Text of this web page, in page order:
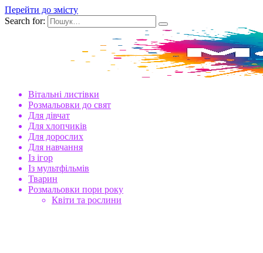
Перейти до змісту
Search for:
Вітальні листівки
Розмальовки до свят
Для дівчат
Для хлопчиків
Для дорослих
Для навчання
Із ігор
Із мультфільмів
Тварин
Розмальовки пори року
Квіти та рослини